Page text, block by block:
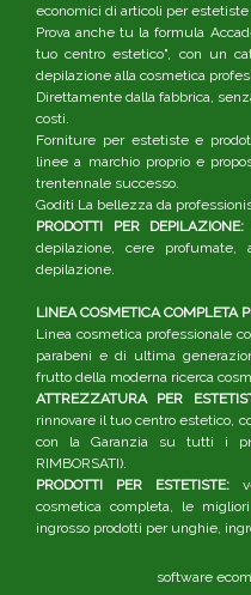
economici di articoli per estetiste
Prova anche tu la formula
tuo centro estetico", con un
depilazione alla cosmetica
Direttamente dalla fabbrica,
costi.
Forniture per estetiste e
linee a marchio proprio e
trentennale successo.
Goditi La bellezza da
PRODOTTI PER DEPILAZIONE:
depilazione, cere
depilazione.
LINEA COSMETICA COMPLETA
Linea cosmetica professionale
parabeni e di ultima
frutto della moderna ricerca
ATTREZZATURA PER
rinnovare il tuo centro estetico,
con la Garanzia su tutti i
RIMBORSATI).
PRODOTTI PER ESTETISTE:
cosmetica completa, le
ingrosso prodotti per unghie,
software